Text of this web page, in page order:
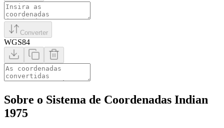
Converter
WGS84
Sobre o Sistema de Coordenadas Indian
1975